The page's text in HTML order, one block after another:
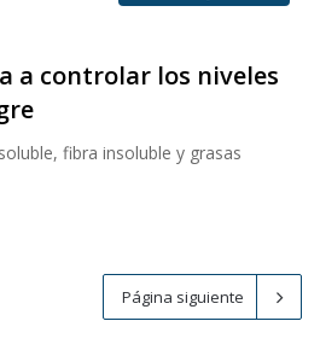
a controlar los niveles
fibra insoluble y grasas
Página siguiente